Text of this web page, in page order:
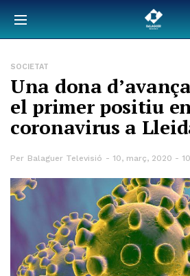
SOCIETAT
Una dona
el primer positiu
coronavirus a
Per Balaguer Televisió 10, març, 2020 -